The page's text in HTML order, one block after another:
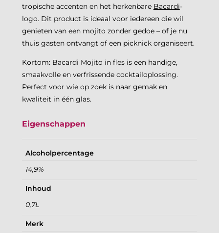
tropische accenten en het herkenbare Bacardi-
logo. Dit product is ideaal voor iedereen die wil
genieten van een mojito zonder gedoe – of je nu
thuis gasten ontvangt of een picknick organiseert.
Kortom: Bacardi Mojito in fles is een handige,
smaakvolle en verfrissende cocktailoplossing.
Perfect voor wie op zoek is naar gemak en
kwaliteit in één glas.
Eigenschappen
Alcoholpercentage
14,9%
Inhoud
0,7L
Merk